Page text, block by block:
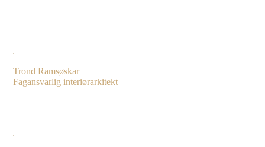
Trond Ramsøskar
Fagansvarlig interiørarkitekt